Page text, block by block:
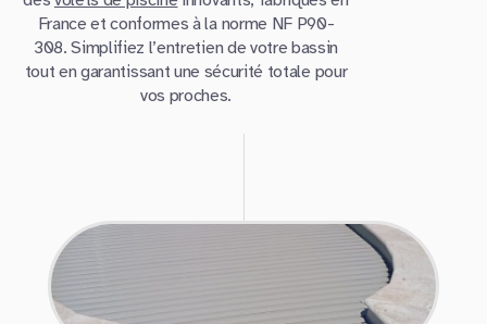
France et conformes à la norme NF P90-
308. Simplifiez l’entretien de votre bassin
tout en garantissant une sécurité totale pour
vos proches.